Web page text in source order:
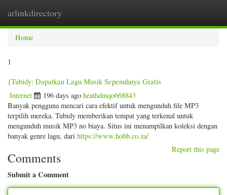
arlinkdirectory
Home
1
{Tubidy: Dapatkan Lagu Musik Sepenuhnya Gratis
Internet 196 days ago heathdmqo668843
Banyak pengguna mencari cara efektif untuk mengunduh file MP3
terpilih mereka. Tubidy memberikan tempat yang terkenal untuk
mengunduh musik MP3 no biaya. Situs ini menampilkan koleksi dengan
banyak genre lagu, dari https://www.hobb.co.za/
Report this page
Comments
Submit a Comment